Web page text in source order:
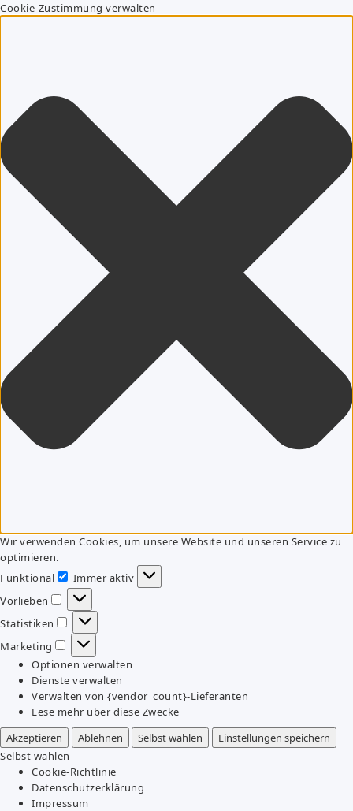
Cookie-Zustimmung verwalten
Wir verwenden Cookies, um unsere Website und unseren Service zu
optimieren.
Funktional
Funktional
Immer aktiv
Vorlieben
Vorlieben
Statistiken
Statistiken
Marketing
Marketing
Optionen verwalten
Dienste verwalten
Verwalten von {vendor_count}-Lieferanten
Lese mehr über diese Zwecke
Akzeptieren
Ablehnen Selbst wählen
Einstellungen speichern
Selbst wählen
Cookie-Richtlinie
Datenschutzerklärung
Impressum